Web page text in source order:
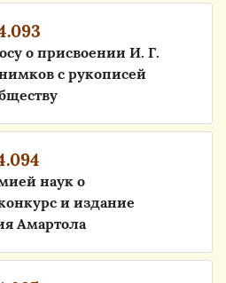
о присвоении И. Г.
с рукописей
наук о
и издание
Амартола